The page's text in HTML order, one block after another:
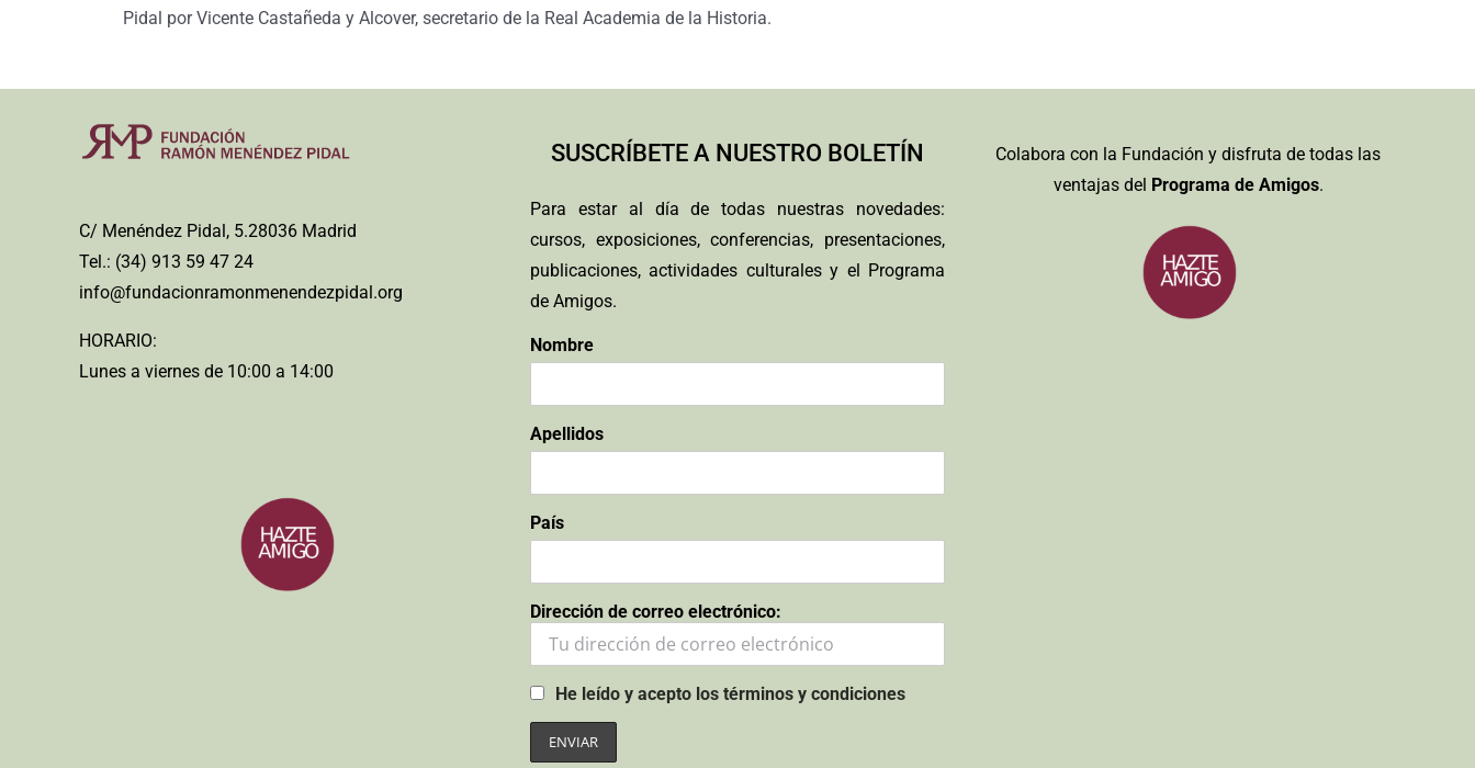
Pidal por Vicente Castañeda y Alcover, secretario de la Real Academia de la Historia.
C/ Menéndez Pidal, 5.28036 Madrid
Tel.: (34) 913 59 47 24
info@fundacionramonmenendezpidal.org
HORARIO:
Lunes a viernes de 10:00 a 14:00
SUSCRÍBETE A NUESTRO BOLETÍN
Para estar al día de todas nuestras novedades:
cursos, exposiciones, conferencias, presentaciones,
publicaciones, actividades culturales y el Programa
de Amigos.
Nombre
Apellidos
País
Dirección de correo electrónico:
He leído y acepto los términos y condiciones
Colabora con la Fundación y disfruta de todas las
ventajas del Programa de Amigos.